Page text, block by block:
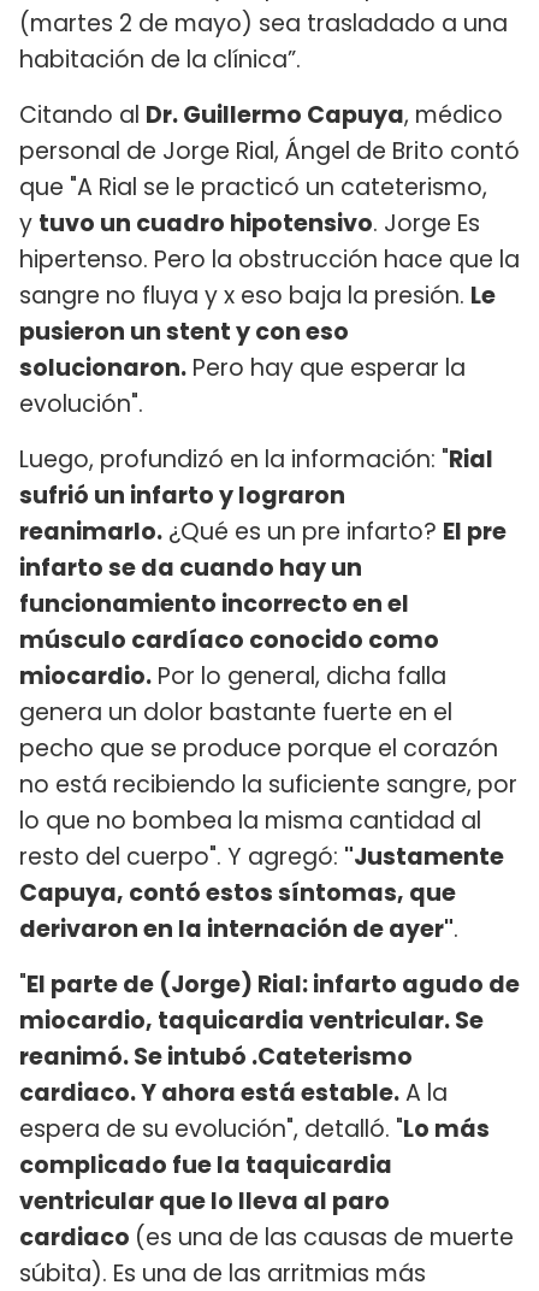
(martes 2 de mayo) sea trasladado a una
habitación de la clínica”.
Citando al Dr. Guillermo Capuya, médico
personal de Jorge Rial, Ángel de Brito contó
que "A Rial se le practicó un cateterismo,
y tuvo un cuadro hipotensivo. Jorge Es
hipertenso. Pero la obstrucción hace que la
sangre no fluya y x eso baja la presión. Le
pusieron un stent y con eso
solucionaron. Pero hay que esperar la
evolución".
Luego, profundizó en la información: "Rial
sufrió un infarto y lograron
reanimarlo. ¿Qué es un pre infarto? El pre
infarto se da cuando hay un
funcionamiento incorrecto en el
músculo cardíaco conocido como
miocardio. Por lo general, dicha falla
genera un dolor bastante fuerte en el
pecho que se produce porque el corazón
no está recibiendo la suficiente sangre, por
lo que no bombea la misma cantidad al
resto del cuerpo". Y agregó: "Justamente
Capuya, contó estos síntomas, que
derivaron en la internación de ayer".
"El parte de (Jorge) Rial: infarto agudo de
miocardio, taquicardia ventricular. Se
reanimó. Se intubó .Cateterismo
cardiaco. Y ahora está estable.A la
espera de su evolución", detalló. "Lo más
complicado fue la taquicardia
ventricular que lo lleva al paro
cardiaco (es una de las causas de muerte
súbita). Es una de las arritmias más